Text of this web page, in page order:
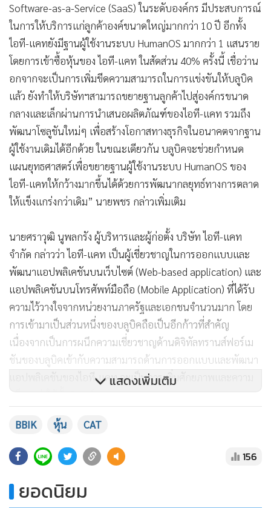
Software-as-a-Service (SaaS) ในระดับองค์กร มีประสบการณ์
ในการให้บริการแก่ลูกค้าองค์ขนาดใหญ่มากกว่า 10 ปี อีกทั้ง
ไอที-แคทยังมีฐานผู้ใช้งานระบบ HumanOS มากกว่า 1 แสนราย
โดยการเข้าซื้อหุ้นของ ไอที-แคท ในสัดส่วน 40% ครั้งนี้ เชื่อว่าน
อกจากจะเป็นการเพิ่มขีดความสามารถในการแข่งขันให้บลูบิค
แล้ว ยังทำให้บริษัทฯสามารถขยายฐานลูกค้าไปสู่องค์กรขนาด
กลางและเล็กผ่านการนำเสนอผลิตภัณฑ์ของไอที-แคท รวมถึง
พัฒนาโซลูชันใหม่ๆ เพื่อสร้างโอกาสทางธุรกิจในอนาคตจากฐาน
ผู้ใช้งานเดิมได้อีกด้วย ในขณะเดียวกัน บลูบิคจะช่วยกำหนด
แผนยุทธศาสตร์เพื่อขยายฐานผู้ใช้งานระบบ HumanOS ของ
ไอที-แคทให้กว้างมากขึ้นได้ด้วยการพัฒนากลยุทธ์ทางการตลาด
ให้แข็งแกร่งกว่าเดิม” นายพชร กล่าวเพิ่มเติม
นายศราวุฒิ นูพลกรัง ผู้บริหารและผู้ก่อตั้ง บริษัท ไอที-แคท
จำกัด กล่าวว่า ไอที-แคท เป็นผู้เชี่ยวชาญในการออกแบบและ
พัฒนาแอปพลิเคชันบนเว็บไซต์ (Web-based application) และ
แอปพลิเคชันบนโทรศัพท์มือถือ (Mobile Application) ที่ได้รับ
ความไว้วางใจจากหน่วยงานภาครัฐและเอกชนจำนวนมาก โดย
การเข้ามาเป็นส่วนหนึ่งของบลูบิคถือเป็นอีกก้าวที่สำคัญ
เนื่องจากเป็นการผนึกความเชี่ยวชาญด้านดิจิทัลทรานส์ฟอร์เม
ชันของบลูบิคเข้ากับความสามารถด้านการออกแบบและพัฒนา
แอปพลิเคชันของไอที-แคท จะเป็นการเพิ่มศักยภาพและความ
แข็งแกร่งให้ทั้ง 2 องค์กร
นายชาวดี บารมี ผู้ร่วมก่อตั้งไอที-แคท และผู้ดูแลระบบ
“HumanOS” ระบุว่า “HumanOS” เป็นโซลูชันด้านทรัพยากร
บุคคลที่สามารถรองรับความต้องการที่ซับซ้อนของแต่ละองค์กร
ได้อย่างมีประสิทธิภาพ เช่น ระบบการลงเวลาเข้าออกงาน การลา
การทำงานล่วงเวลา และการทำงานนอกสถานที่ โดยพนักงาน
แสดงเพิ่มเติม
BBIK หุ้น CAT
156
ยอดนิยม